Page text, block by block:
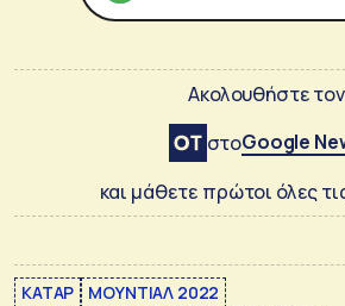
Ακολουθήστε τον
στοGoogle
και μάθετε πρώτοι όλες
ΚΑΤΑΡ
ΜΟΥΝΤΙΑΛ 2022